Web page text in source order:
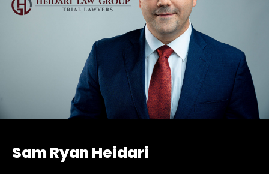
Sam Ryan Heidari